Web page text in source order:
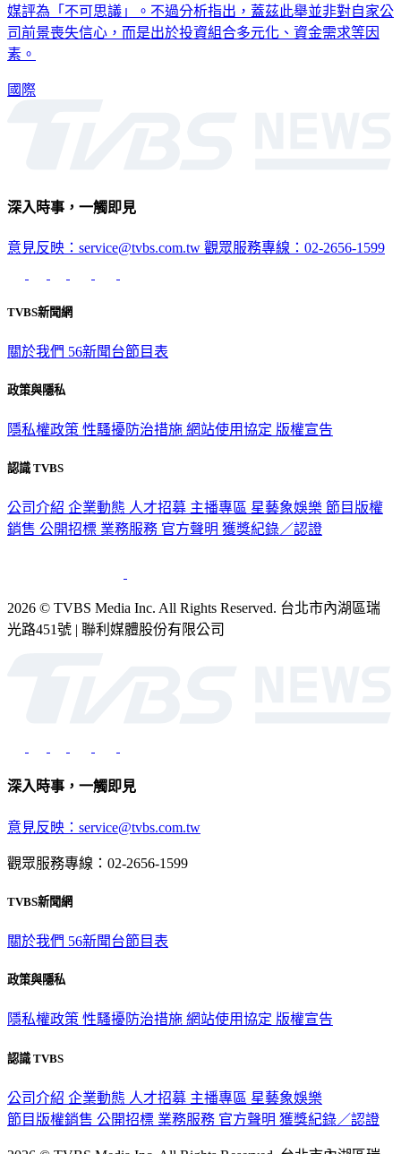
媒評為「不可思議」。不過分析指出，蓋茲此舉並非對自家公
司前景喪失信心，而是出於投資組合多元化、資金需求等因
素。
國際
深入時事，一觸即見
意見反映：service@tvbs.com.tw 觀眾服務專線：02-2656-1599
TVBS新聞網
關於我們 56新聞台節目表
政策與隱私
隱私權政策 性騷擾防治措施 網站使用協定 版權宣告
認識 TVBS
公司介紹 企業動態 人才招募 主播專區 星藝象娛樂 節目版權
銷售 公開招標 業務服務 官方聲明 獲獎紀錄／認證
2026 © TVBS Media Inc. All Rights Reserved. 台北市內湖區瑞
光路451號 | 聯利媒體股份有限公司
深入時事，一觸即見
意見反映：service@tvbs.com.tw
觀眾服務專線：02-2656-1599
TVBS新聞網
關於我們 56新聞台節目表
政策與隱私
隱私權政策 性騷擾防治措施 網站使用協定 版權宣告
認識 TVBS
公司介紹 企業動態 人才招募 主播專區 星藝象娛樂
節目版權銷售 公開招標 業務服務 官方聲明 獲獎紀錄／認證